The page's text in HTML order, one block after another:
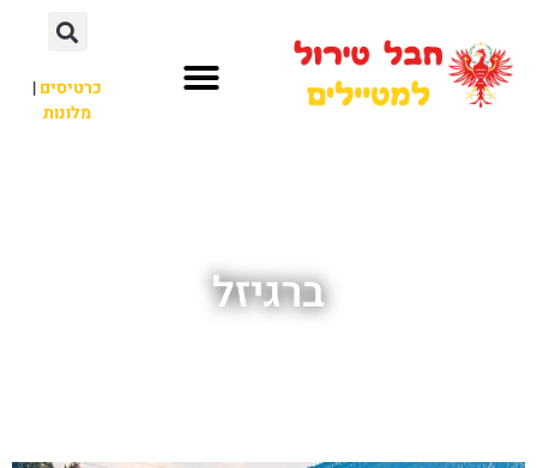
כרטיסים|
מלונות
ברגיזל